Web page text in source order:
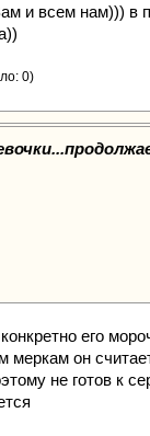
и всем нам))) в
0)
его
меркам он
не готов к